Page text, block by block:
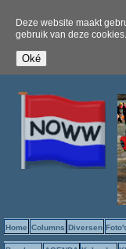
Deze website maakt
gebruik van deze cookies.
Home Columns Diversen